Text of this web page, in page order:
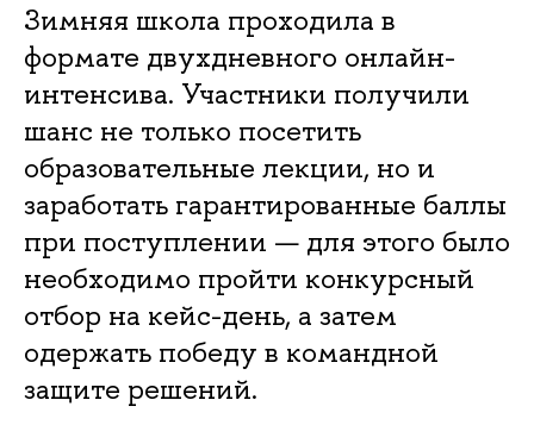
Зимняя школа проходила в
формате двухдневного онлайн-
интенсива. Участники получили
шанс не только посетить
образовательные лекции, но и
заработать гарантированные баллы
при поступлении — для этого было
необходимо пройти конкурсный
отбор на кейс-день, а затем
одержать победу в командной
защите решений.